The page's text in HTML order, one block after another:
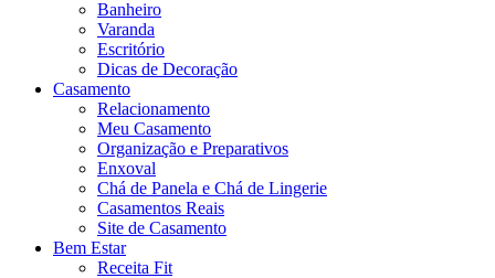
Banheiro
Varanda
Escritório
Dicas de Decoração
Casamento
Relacionamento
Meu Casamento
Organização e Preparativos
Enxoval
Chá de Panela e Chá de Lingerie
Casamentos Reais
Site de Casamento
Bem Estar
Receita Fit